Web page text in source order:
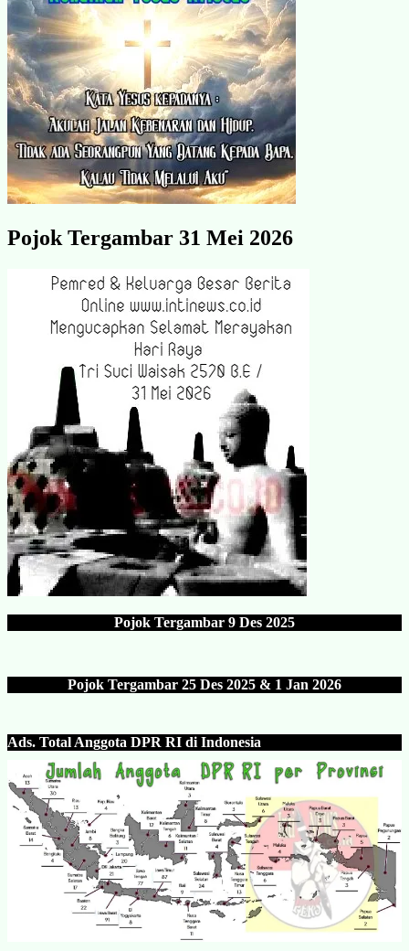
Pojok Tergambar 31 Mei 2026
Pojok Tergambar 9 Des 2025
Pojok Tergambar 25 Des 2025 & 1 Jan 2026
Ads. Total Anggota DPR RI di Indonesia